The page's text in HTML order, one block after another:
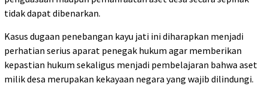
tidak dapat dibenarkan.
Kasus dugaan penebangan kayu jati ini diharapkan menjadi
perhatian serius aparat penegak hukum agar memberikan
kepastian hukum sekaligus menjadi pembelajaran bahwa aset
milik desa merupakan kekayaan negara yang wajib dilindungi.